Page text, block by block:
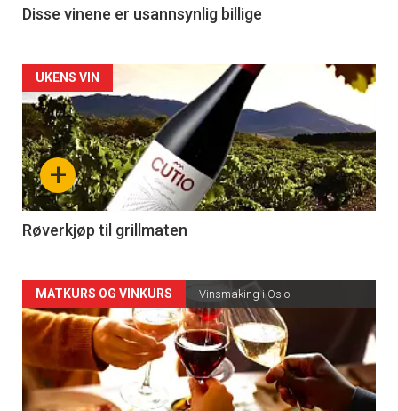
3
Disse vinene er usannsynlig billige
Forsiden
akkurat
nå
-
4
+
UKENS VIN
Røverkjøp til grillmaten
Forsiden
akkurat
nå
MATKURS OG VINKURS Vinsmaking i Oslo